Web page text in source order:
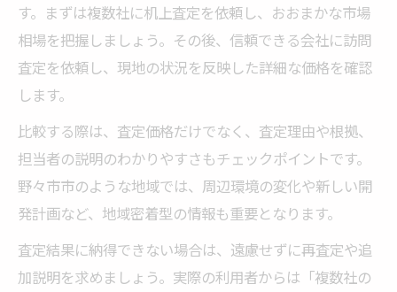
す。まずは複数社に机上査定を依頼し、おおまかな市場
相場を把握しましょう。その後、信頼できる会社に訪問
査定を依頼し、現地の状況を反映した詳細な価格を確認
します。
比較する際は、査定価格だけでなく、査定理由や根拠、
担当者の説明のわかりやすさもチェックポイントです。
野々市市のような地域では、周辺環境の変化や新しい開
発計画など、地域密着型の情報も重要となります。
査定結果に納得できない場合は、遠慮せずに再査定や追
加説明を求めましょう。実際の利用者からは「複数社の